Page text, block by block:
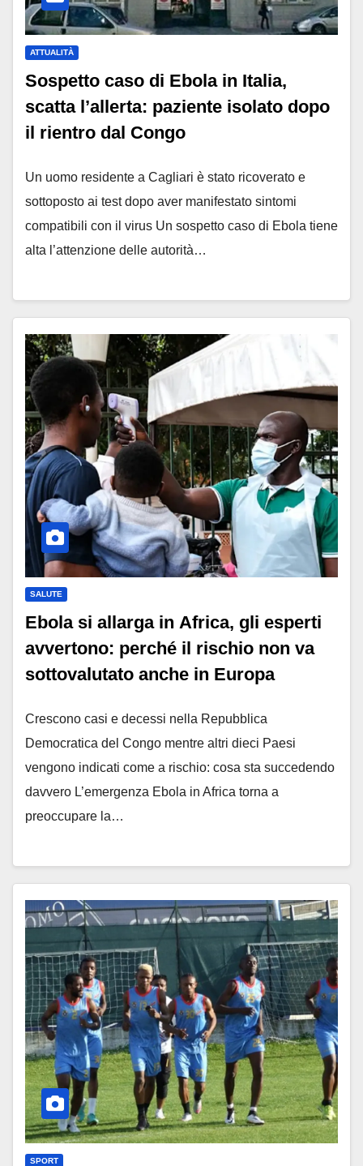
ATTUALITÀ
Sospetto caso di Ebola in Italia,
scatta l’allerta: paziente isolato dopo
il rientro dal Congo
Un uomo residente a Cagliari è stato ricoverato e
sottoposto ai test dopo aver manifestato sintomi
compatibili con il virus Un sospetto caso di Ebola tiene
alta l’attenzione delle autorità…
SALUTE
Ebola si allarga in Africa, gli esperti
avvertono: perché il rischio non va
sottovalutato anche in Europa
Crescono casi e decessi nella Repubblica
Democratica del Congo mentre altri dieci Paesi
vengono indicati come a rischio: cosa sta succedendo
davvero L’emergenza Ebola in Africa torna a
preoccupare la…
SPORT